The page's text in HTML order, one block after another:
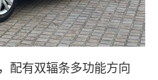
配有双辐条多功能方向